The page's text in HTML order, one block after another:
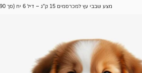
לקוחות
מצע שבבי עץ למכרסמים 15 ק"ג – דיל 6 יח (סך 90 ק"ג) 📦